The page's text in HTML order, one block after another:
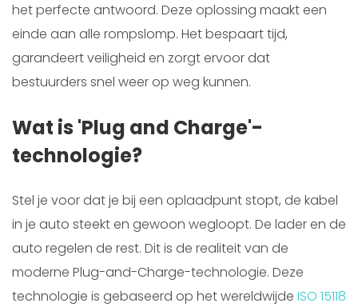
het perfecte antwoord. Deze oplossing maakt een
einde aan alle rompslomp. Het bespaart tijd,
garandeert veiligheid en zorgt ervoor dat
bestuurders snel weer op weg kunnen.
Wat is 'Plug and Charge'-
technologie?
Stel je voor dat je bij een oplaadpunt stopt, de kabel
in je auto steekt en gewoon wegloopt. De lader en de
auto regelen de rest. Dit is de realiteit van de
moderne Plug-and-Charge-technologie. Deze
technologie is gebaseerd op het wereldwijde ISO 15118